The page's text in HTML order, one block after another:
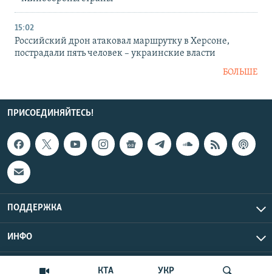
КТА УКР
15:02
Российский дрон атаковал маршрутку в Херсоне,
пострадали пять человек – украинские власти
БОЛЬШЕ
ПРИСОЕДИНЯЙТЕСЬ!
ПОДДЕРЖКА
ИНФО
Copyright Крым.Реалии, 2026 | Все права защищены.
UTC+3